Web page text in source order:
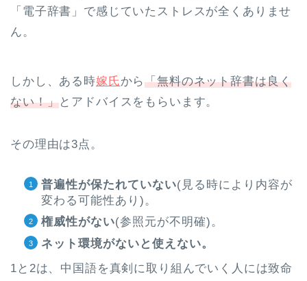
「電子辞書」で感じていたストレスが全くありませ
ん。
しかし、ある時嫁氏から「無料のネット辞書は良く
ない！」とアドバイスをもらいます。
その理由は3点。
普遍性が保たれていない(見る時により内容が
変わる可能性あり)。
権威性がない(参照元が不明確)。
ネット環境がないと使えない。
1と2は、中国語を真剣に取り組んでいく人には致命